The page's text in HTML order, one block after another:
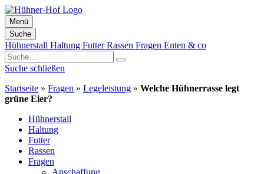
Menü
Suche
Zum
Inhalt
springen
Hühnerstall Haltung FutterRassen Fragen Enten & co
Suche schließen
Startseite » Fragen » Legeleistung » Welche Hühnerrasse legt
grüne Eier?
Hühnerstall
Haltung
Futter
Rassen
Fragen
Anschaffung